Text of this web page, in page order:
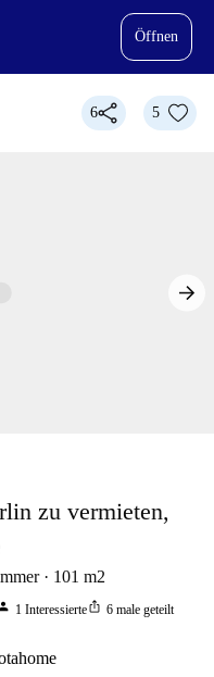
Öffnen
6 5
zu vermieten,
101 m2
1 Interessierteios_share 6 male geteilt